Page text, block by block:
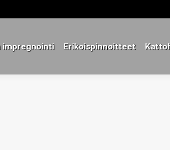
impregnointi Erikoispinnoitteet
impregnointi Erikoispinnoitteet